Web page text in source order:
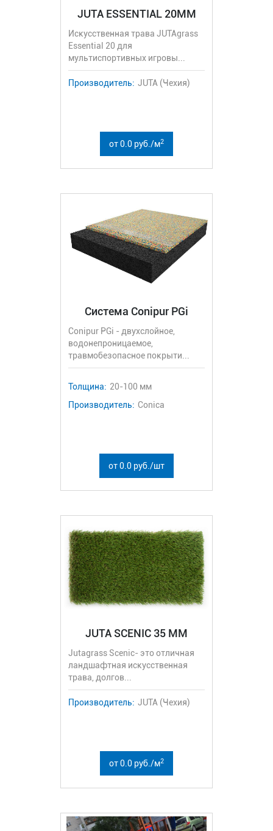
JUTA ESSENTIAL 20MM
Искусственная трава JUTAgrass
Essential 20 для
мультиспортивных игровы...
Производитель: JUTA (Чехия)
от 0.0 руб./м2
Система Conipur PGi
Conipur PGi - двухслойное,
водонепроницаемое,
травмобезопасное покрыти...
Толщина: 20-100 мм
Производитель: Conica
от 0.0 руб./шт
JUTA SCENIC 35 MM
Jutagrass Scenic- это отличная
ландшафтная искусственная
трава, долгов...
Производитель: JUTA (Чехия)
от 0.0 руб./м2